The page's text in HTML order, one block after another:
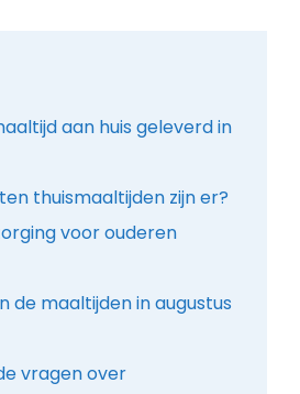
aan huis geleverd in
thuismaaltijden zijn er?
voor ouderen
de maaltijden in augustus
vragen over